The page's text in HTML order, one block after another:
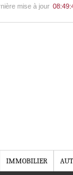
mise à jour
IMMOBILIER